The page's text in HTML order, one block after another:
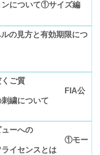
ンについて①サイズ編
の見方と有効期限につ
くご質
FIA公
繍について
ューへの
①モー
イセンスとは